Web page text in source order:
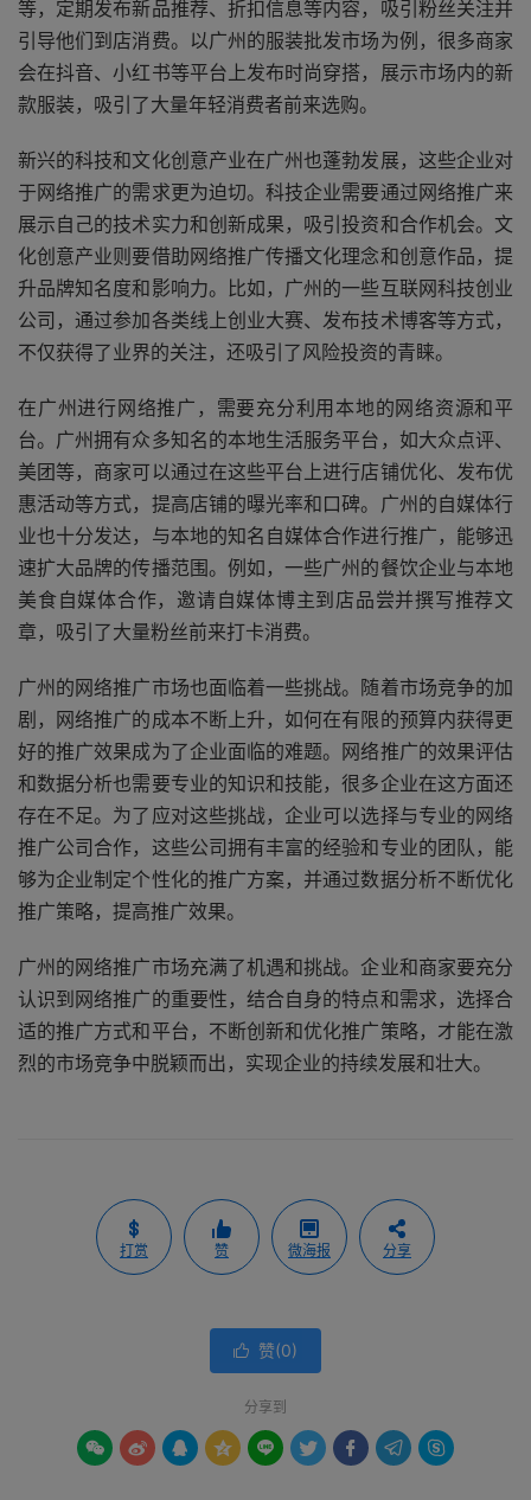
等，定期发布新品推荐、折扣信息等内容，吸引粉丝关注并
引导他们到店消费。以广州的服装批发市场为例，很多商家
会在抖音、小红书等平台上发布时尚穿搭，展示市场内的新
款服装，吸引了大量年轻消费者前来选购。
新兴的科技和文化创意产业在广州也蓬勃发展，这些企业对
于网络推广的需求更为迫切。科技企业需要通过网络推广来
展示自己的技术实力和创新成果，吸引投资和合作机会。文
化创意产业则要借助网络推广传播文化理念和创意作品，提
升品牌知名度和影响力。比如，广州的一些互联网科技创业
公司，通过参加各类线上创业大赛、发布技术博客等方式，
不仅获得了业界的关注，还吸引了风险投资的青睐。
在广州进行网络推广，需要充分利用本地的网络资源和平
台。广州拥有众多知名的本地生活服务平台，如大众点评、
美团等，商家可以通过在这些平台上进行店铺优化、发布优
惠活动等方式，提高店铺的曝光率和口碑。广州的自媒体行
业也十分发达，与本地的知名自媒体合作进行推广，能够迅
速扩大品牌的传播范围。例如，一些广州的餐饮企业与本地
美食自媒体合作，邀请自媒体博主到店品尝并撰写推荐文
章，吸引了大量粉丝前来打卡消费。
广州的网络推广市场也面临着一些挑战。随着市场竞争的加
剧，网络推广的成本不断上升，如何在有限的预算内获得更
好的推广效果成为了企业面临的难题。网络推广的效果评估
和数据分析也需要专业的知识和技能，很多企业在这方面还
存在不足。为了应对这些挑战，企业可以选择与专业的网络
推广公司合作，这些公司拥有丰富的经验和专业的团队，能
够为企业制定个性化的推广方案，并通过数据分析不断优化
推广策略，提高推广效果。
广州的网络推广市场充满了机遇和挑战。企业和商家要充分
认识到网络推广的重要性，结合自身的特点和需求，选择合
适的推广方式和平台，不断创新和优化推广策略，才能在激
烈的市场竞争中脱颖而出，实现企业的持续发展和壮大。
打赏 赞 微海报 分享
 赞(0)
分享到
        